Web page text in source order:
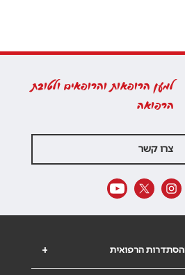
למען הרופאות והרופאים ולטובת
הרפואה
צרו קשר
+ הרפואית